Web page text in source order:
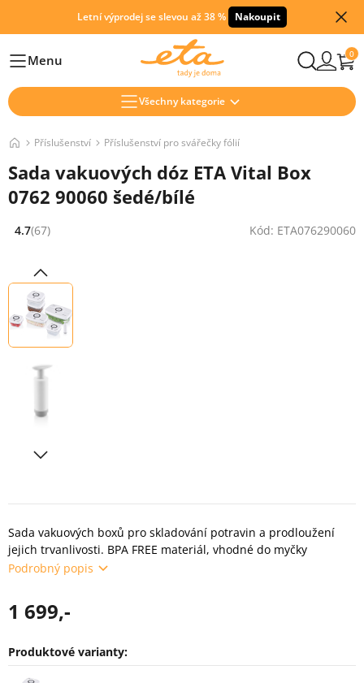
Letní výprodej se slevou až 38 % Nakoupit
HlavníMenu 0
Všechny kategorie
Příslušenství Příslušenství pro svářečky fólií
Sada vakuových dóz ETA Vital Box
0762 90060 šedé/bílé
Hodnocení: 4.7 z 5 (67 recenzí)
4.7(67) Kód: ETA076290060
Sada vakuových boxů pro skladování potravin a prodloužení
jejich trvanlivosti. BPA FREE materiál, vhodné do myčky
Podrobný popis
1 699,-
Produktové varianty: